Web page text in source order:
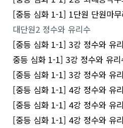
[중등 심화 1-1] 1단원 단원마무
대단원2 정수와 유리수
[중등 심화 1-1] 3강 정수와 유
중등 심화 1-1] 3강 정수와 유
[중등 심화 1-1] 3강 정수와 유
[중등 심화 1-1] 4강 정수와 유
[중등 심화 1-1] 4강 정수와 유
[중등 심화 1-1] 4강 정수와 유